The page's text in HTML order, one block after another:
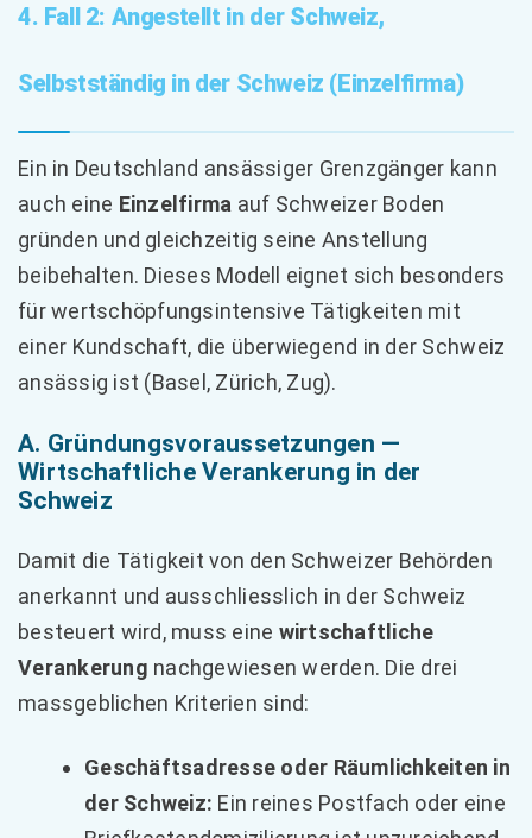
4. Fall 2: Angestellt in der Schweiz,
Selbstständig in der Schweiz (Einzelfirma)
Ein in Deutschland ansässiger Grenzgänger kann
auch eine Einzelfirma auf Schweizer Boden
gründen und gleichzeitig seine Anstellung
beibehalten. Dieses Modell eignet sich besonders
für wertschöpfungsintensive Tätigkeiten mit
einer Kundschaft, die überwiegend in der Schweiz
ansässig ist (Basel, Zürich, Zug).
A. Gründungsvoraussetzungen —
Wirtschaftliche Verankerung in der
Schweiz
Damit die Tätigkeit von den Schweizer Behörden
anerkannt und ausschliesslich in der Schweiz
besteuert wird, muss eine wirtschaftliche
Verankerung nachgewiesen werden. Die drei
massgeblichen Kriterien sind:
Geschäftsadresse oder Räumlichkeiten in
der Schweiz: Ein reines Postfach oder eine